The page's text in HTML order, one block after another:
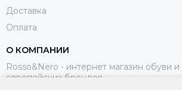
Доставка
Оплата
О КОМПАНИИ
Rosso&Nero - интернет магазин обуви и
европейских брендов.